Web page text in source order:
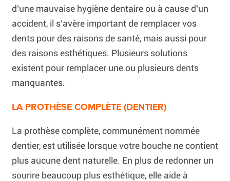
d’une mauvaise hygiène dentaire ou à cause d’un
accident, il s’avère important de remplacer vos
dents pour des raisons de santé, mais aussi pour
des raisons esthétiques. Plusieurs solutions
existent pour remplacer une ou plusieurs dents
manquantes.
LA PROTHÈSE COMPLÈTE (DENTIER)
La prothèse complète, communément nommée
dentier, est utilisée lorsque votre bouche ne contient
plus aucune dent naturelle. En plus de redonner un
sourire beaucoup plus esthétique, elle aide à